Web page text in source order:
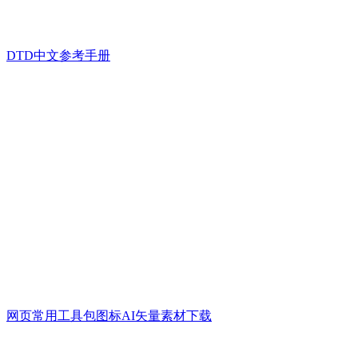
DTD中文参考手册
网页常用工具包图标AI矢量素材下载